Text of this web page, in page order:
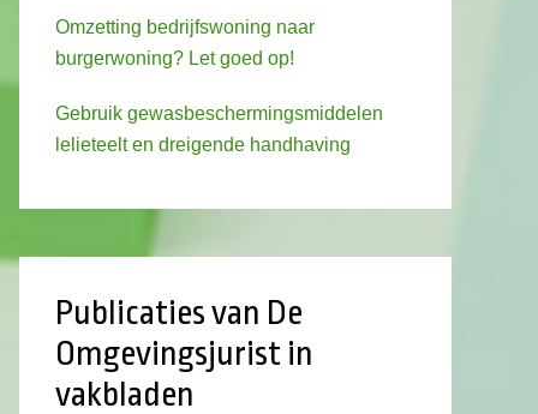
Omzetting bedrijfswoning naar
burgerwoning? Let goed op!
Gebruik gewasbeschermingsmiddelen
lelieteelt en dreigende handhaving
Publicaties van De
Omgevingsjurist in
vakbladen